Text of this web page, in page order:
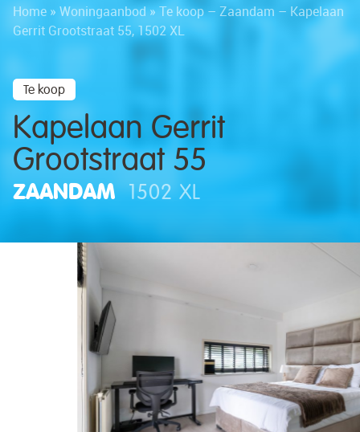
Home » Woningaanbod»Te koop – Zaandam – Kapelaan
Gerrit Grootstraat 55, 1502 XL
Te koop
Kapelaan Gerrit
Grootstraat 55
ZAANDAM 1502 XL